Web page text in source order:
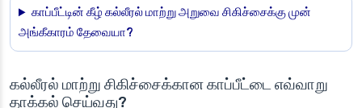
காப்பீட்டின் கீழ் கல்லீரல் மாற்று அறுவை சிகிச்சைக்கு முன்
அங்கீகாரம் தேவையா?
கல்லீரல் மாற்று சிகிச்சைக்கான காப்பீட்டை எவ்வாறு
தாக்கல் செய்வது?